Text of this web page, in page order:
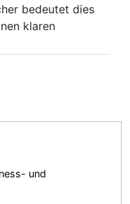
bedeutet dies
klaren
und